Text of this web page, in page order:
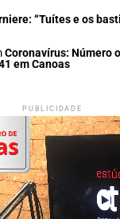
“Tuítes e os
Coronavírus: Número
em Canoas
PUBLICIDADE